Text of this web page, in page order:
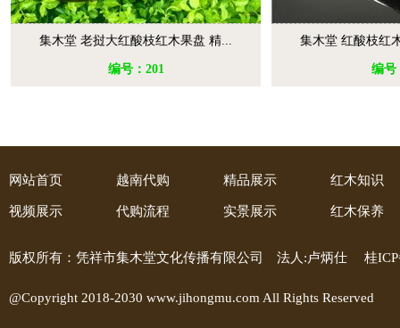
集木堂 老挝大红酸枝红木果盘 精...
编号：201
集木堂 红酸枝红
编号
网站首页 越南代购 精品展示 红木知识
视频展示 代购流程 实景展示 红木保养
版权所有：凭祥市集木堂文化传播有限公司 法人:卢炳仕 桂
@Copyright 2018-2030 www.jihongmu.com All Rights Reserved